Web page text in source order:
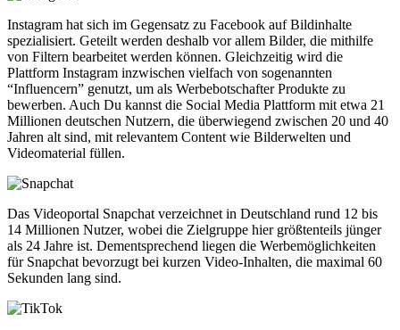
Instagram hat sich im Gegensatz zu Facebook auf Bildinhalte
spezialisiert. Geteilt werden deshalb vor allem Bilder, die mithilfe
von Filtern bearbeitet werden können. Gleichzeitig wird die
Plattform Instagram inzwischen vielfach von sogenannten
“Influencern” genutzt, um als Werbebotschafter Produkte zu
bewerben. Auch Du kannst die Social Media Plattform mit etwa 21
Millionen deutschen Nutzern, die überwiegend zwischen 20 und 40
Jahren alt sind, mit relevantem Content wie Bilderwelten und
Videomaterial füllen.
Das Videoportal Snapchat verzeichnet in Deutschland rund 12 bis
14 Millionen Nutzer, wobei die Zielgruppe hier größtenteils jünger
als 24 Jahre ist. Dementsprechend liegen die Werbemöglichkeiten
für Snapchat bevorzugt bei kurzen Video-Inhalten, die maximal 60
Sekunden lang sind.